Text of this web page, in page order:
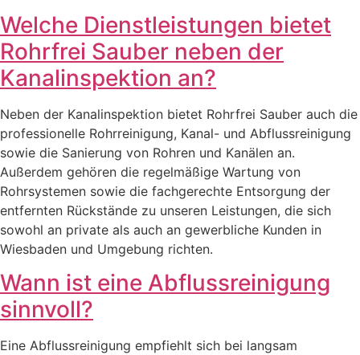
Welche Dienstleistungen bietet
Rohrfrei Sauber neben der
Kanalinspektion an?
Neben der Kanalinspektion bietet Rohrfrei Sauber auch die
professionelle Rohrreinigung, Kanal- und Abflussreinigung
sowie die Sanierung von Rohren und Kanälen an.
Außerdem gehören die regelmäßige Wartung von
Rohrsystemen sowie die fachgerechte Entsorgung der
entfernten Rückstände zu unseren Leistungen, die sich
sowohl an private als auch an gewerbliche Kunden in
Wiesbaden und Umgebung richten.
Wann ist eine Abflussreinigung
sinnvoll?
Eine Abflussreinigung empfiehlt sich bei langsam